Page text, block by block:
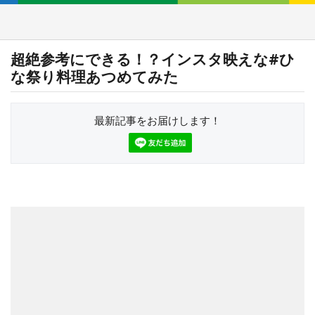
超絶参考にできる！？インスタ映えな#ひ
な祭り料理あつめてみた
最新記事をお届けします！